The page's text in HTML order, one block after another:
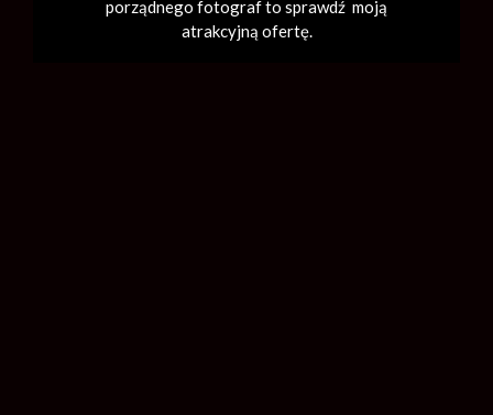
porządnego fotograf to sprawdź moją
atrakcyjną ofertę.